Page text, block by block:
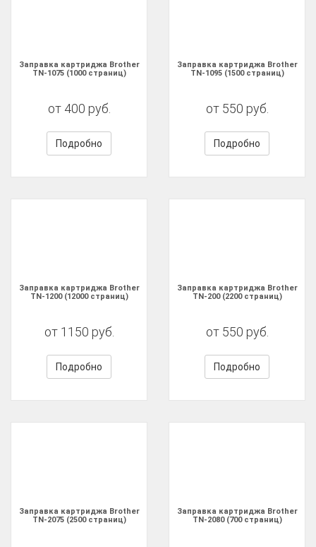
Заправка картриджа Brother
TN-1075 (1000 страниц)
от 400 руб.
Подробно
Заправка картриджа Brother
TN-1095 (1500 страниц)
от 550 руб.
Подробно
Заправка картриджа Brother
TN-1200 (12000 страниц)
от 1150 руб.
Подробно
Заправка картриджа Brother
TN-200 (2200 страниц)
от 550 руб.
Подробно
Заправка картриджа Brother
TN-2075 (2500 страниц)
Заправка картриджа Brother
TN-2080 (700 страниц)